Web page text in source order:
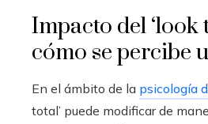
Impacto del ‘look
cómo se percibe
En el ámbito de la psicología
total’ puede modificar de